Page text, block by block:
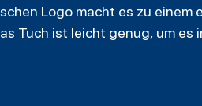
Logo macht es zu einem
Tuch ist leicht genug, um es